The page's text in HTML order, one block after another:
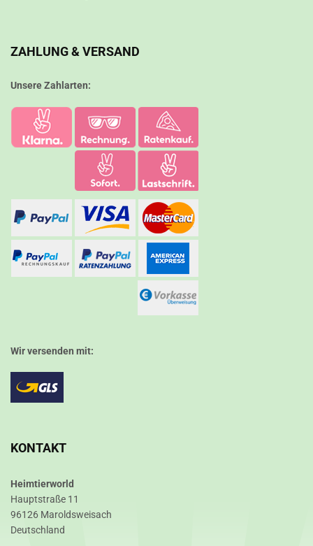
ZAHLUNG & VERSAND
Unsere Zahlarten:
Wir versenden mit:
KONTAKT
Heimtierworld
Hauptstraße 11
96126 Maroldsweisach
Deutschland